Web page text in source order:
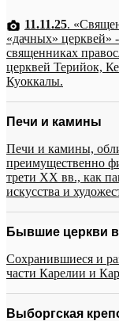
11.11.25.
«дачных» церквей»
священниках
церквей Терийок,
Куоккалы.
Печи и камины
Печи и камины,
преимущественно
трети XX вв., как
искусства и
Бывшие церкви
Сохранившиеся и
части Карелии и
Выборгская